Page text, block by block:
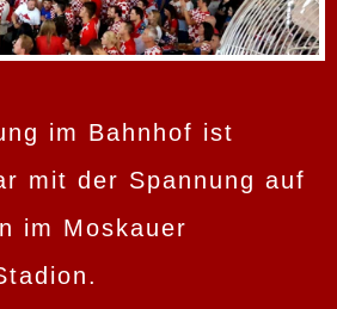
im Bahnhof ist
mit der Spannung auf
im Moskauer